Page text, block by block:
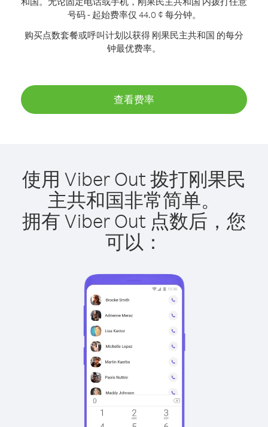
号码 - 起始费率仅 44.0 ¢ 每分钟。
购买点数套餐或呼叫计划以获得 刚果民主共和国 的每分
钟最优费率。
查看费率
使用 Viber Out 拨打刚果民
主共和国非常简单。
拥有 Viber Out 点数后，您
可以：